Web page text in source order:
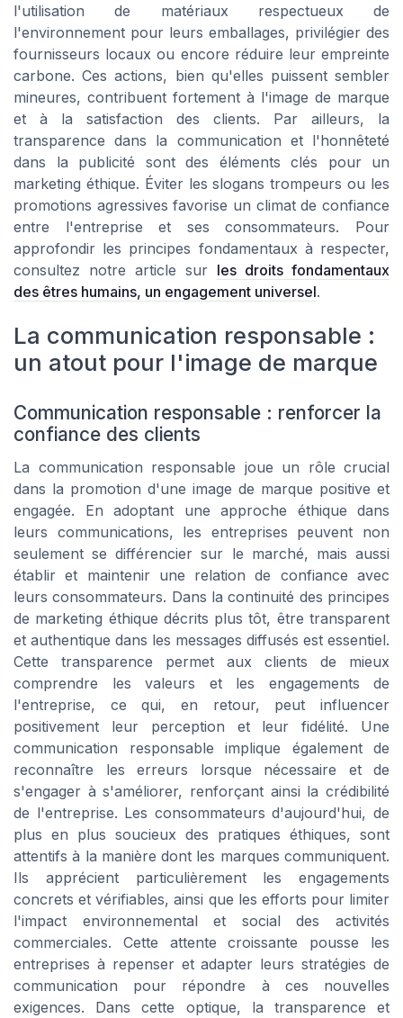
l'utilisation de matériaux respectueux de
l'environnement pour leurs emballages, privilégier des
fournisseurs locaux ou encore réduire leur empreinte
carbone. Ces actions, bien qu'elles puissent sembler
mineures, contribuent fortement à l'image de marque
et à la satisfaction des clients. Par ailleurs, la
transparence dans la communication et l'honnêteté
dans la publicité sont des éléments clés pour un
marketing éthique. Éviter les slogans trompeurs ou les
promotions agressives favorise un climat de confiance
entre l'entreprise et ses consommateurs. Pour
approfondir les principes fondamentaux à respecter,
consultez notre article sur les droits fondamentaux
des êtres humains, un engagement universel.
La communication responsable :
un atout pour l'image de marque
Communication responsable : renforcer la
confiance des clients
La communication responsable joue un rôle crucial
dans la promotion d'une image de marque positive et
engagée. En adoptant une approche éthique dans
leurs communications, les entreprises peuvent non
seulement se différencier sur le marché, mais aussi
établir et maintenir une relation de confiance avec
leurs consommateurs. Dans la continuité des principes
de marketing éthique décrits plus tôt, être transparent
et authentique dans les messages diffusés est essentiel.
Cette transparence permet aux clients de mieux
comprendre les valeurs et les engagements de
l'entreprise, ce qui, en retour, peut influencer
positivement leur perception et leur fidélité. Une
communication responsable implique également de
reconnaître les erreurs lorsque nécessaire et de
s'engager à s'améliorer, renforçant ainsi la crédibilité
de l'entreprise. Les consommateurs d'aujourd'hui, de
plus en plus soucieux des pratiques éthiques, sont
attentifs à la manière dont les marques communiquent.
Ils apprécient particulièrement les engagements
concrets et vérifiables, ainsi que les efforts pour limiter
l'impact environnemental et social des activités
commerciales. Cette attente croissante pousse les
entreprises à repenser et adapter leurs stratégies de
communication pour répondre à ces nouvelles
exigences. Dans cette optique, la transparence et